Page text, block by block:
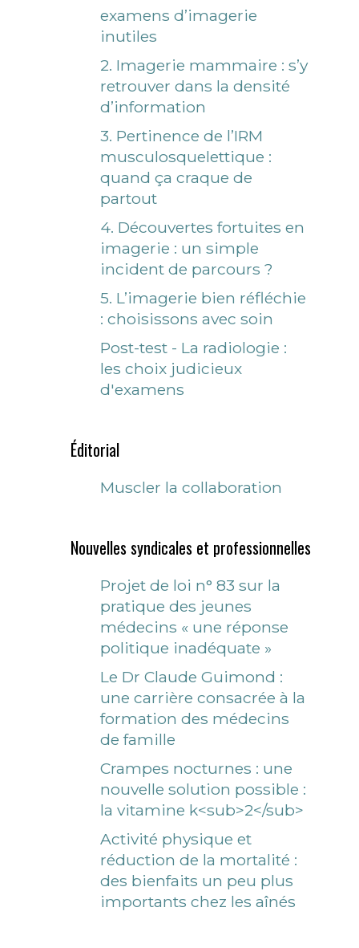
examens d’imagerie
inutiles
2. Imagerie mammaire : s’y
retrouver dans la densité
d’information
3. Pertinence de l’IRM
musculosquelettique :
quand ça craque de
partout
4. Découvertes fortuites en
imagerie : un simple
incident de parcours ?
5. L’imagerie bien réfléchie
: choisissons avec soin
Post-test - La radiologie :
les choix judicieux
d'examens
Éditorial
Muscler la collaboration
Nouvelles syndicales et professionnelles
Projet de loi n° 83 sur la
pratique des jeunes
médecins « une réponse
politique inadéquate »
Le Dr Claude Guimond :
une carrière consacrée à la
formation des médecins
de famille
Crampes nocturnes : une
nouvelle solution possible :
la vitamine k<sub>2</sub>
Activité physique et
réduction de la mortalité :
des bienfaits un peu plus
importants chez les aînés